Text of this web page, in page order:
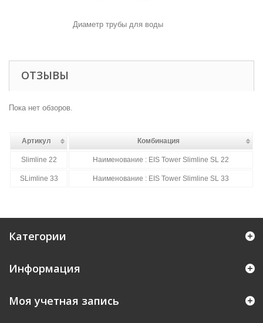
Диаметр трубы для воды
ОТЗЫВЫ
Пока нет обзоров.
Артикул Комбинация
Slimline 22 Наименование : EIS Tower Slimline SL 22
SLimline 33 Наименование : EIS Tower Slimline SL 33
Категории
Информация
Моя учетная запись